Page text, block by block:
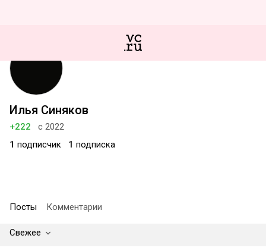
Илья Синяков
+222
с 2022
1 подписчик 1 подписка
Посты Комментарии
Свежее